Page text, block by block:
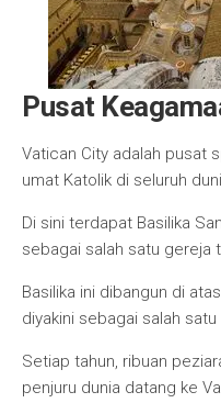
Pusat
Vatican City adalah pusat
umat Katolik di seluruh
Di sini terdapat Basilika
sebagai salah satu gereja
Basilika ini dibangun di
diyakini sebagai salah
Setiap tahun, ribuan
penjuru dunia datang ke